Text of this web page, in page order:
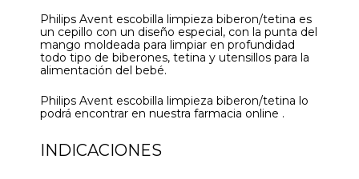
Philips Avent escobilla limpieza biberon/tetina es
un cepillo con un diseño especial, con la punta del
mango moldeada para limpiar en profundidad
todo tipo de biberones, tetina y utensillos para la
alimentación del bebé.
Philips Avent escobilla limpieza biberon/tetina lo
podrá encontrar en nuestra farmacia online .
INDICACIONES